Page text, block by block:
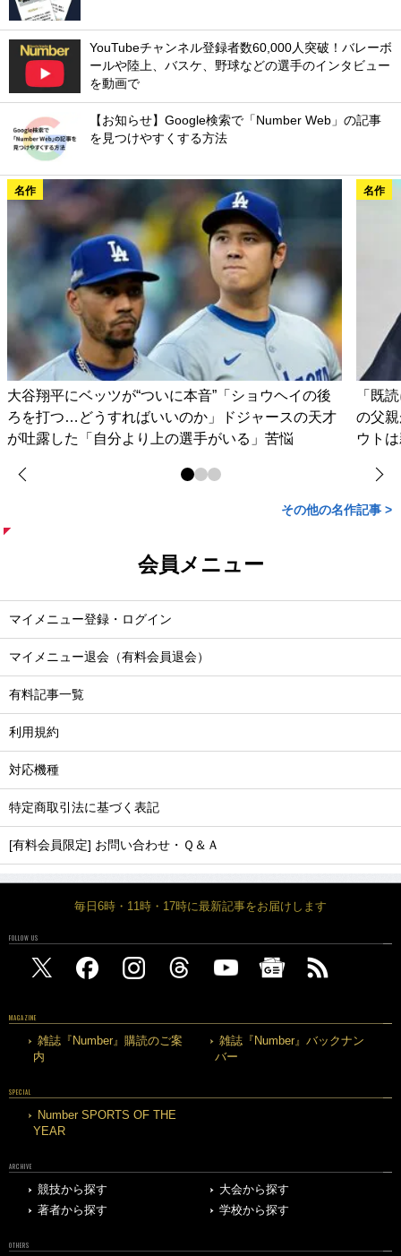
YouTubeチャンネル登録者数60,000人突破！バレーボ
ールや陸上、バスケ、野球などの選手のインタビュー
を動画で
【お知らせ】Google検索で「Number Web」の記事
を見つけやすくする方法
名作
大谷翔平にベッツが“ついに本音”「ショウヘイの後
ろを打つ…どうすればいいのか」ドジャースの天才
が吐露した「自分より上の選手がいる」苦悩
名作
「既
の父
ウト
その他の名作記事 >
会員メニュー
マイメニュー登録・ログイン
マイメニュー退会（有料会員退会）
有料記事一覧
利用規約
対応機種
特定商取引法に基づく表記
[有料会員限定] お問い合わせ・Ｑ＆Ａ
毎日6時・11時・17時に最新記事をお届けします
FOLLOW US
MAGAZINE
雑誌『Number』購読のご案
内
雑誌『Number』バックナン
バー
SPECIAL
Number SPORTS OF THE
YEAR
ARCHIVE
競技から探す
大会から探す
著者から探す
学校から探す
OTHERS